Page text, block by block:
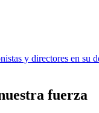
y directores en su
fuerza